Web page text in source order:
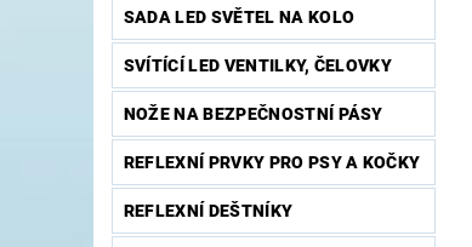
SADA LED SVĚTEL NA KOLO
SVÍTÍCÍ LED VENTILKY, ČELOVKY
NOŽE NA BEZPEČNOSTNÍ PÁSY
REFLEXNÍ PRVKY PRO PSY A KOČKY
REFLEXNÍ DEŠTNÍKY